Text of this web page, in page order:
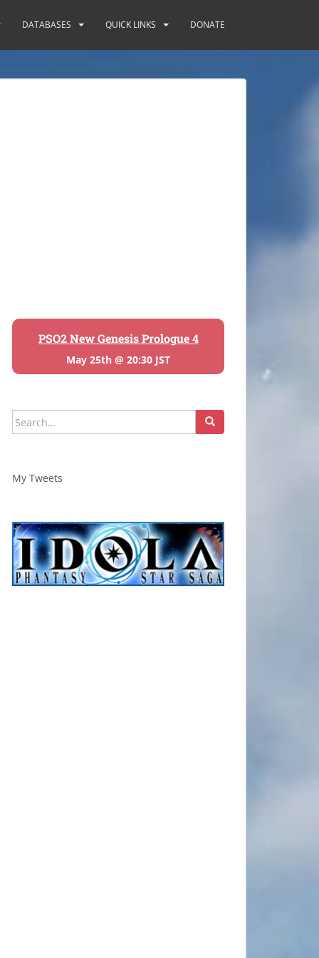
DATABASES QUICK LINKS DONATE
PSO2 New Genesis Prologue 4
May 25th @ 20:30 JST
Search
for:
My Tweets